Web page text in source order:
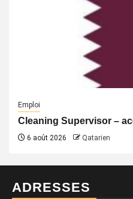
Emploi
Cleaning Supervisor –
6 août 2026 Qatarien
ADRESSES